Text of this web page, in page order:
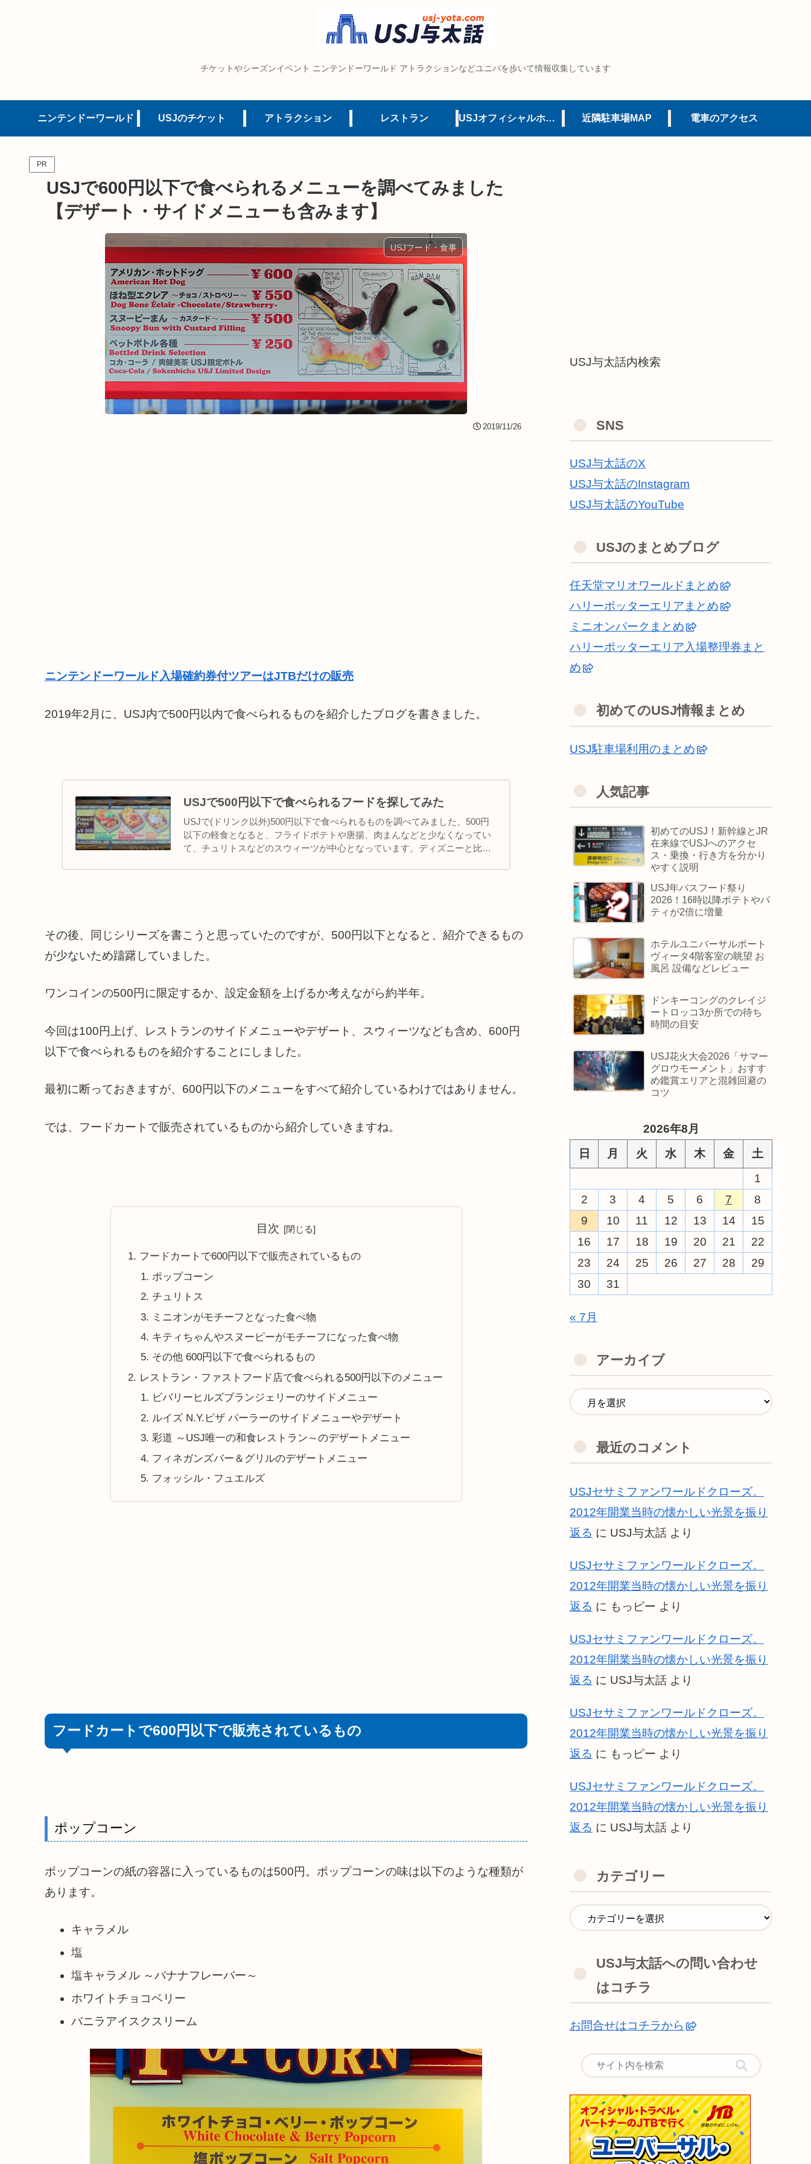
チケットやシーズンイベント ニンテンドーワールド アトラクションなどユニバを歩いて情報収集しています
ニンテンドーワールド USJのチケット アトラクション レストラン USJオフィシャルホテル 近隣駐車場MAP 電車のアクセス
PR
USJで600円以下で食べられるメニューを調べてみました
【デザート・サイドメニューも含みます】
USJフード・食事
2019/11/26
ニンテンドーワールド入場確約券付ツアーはJTBだけの販売
2019年2月に、USJ内で500円以内で食べられるものを紹介したブログを書きました。
USJで500円以下で食べられるフードを探してみた
USJで(ドリンク以外)500円以下で食べられるものを調べてみました。500円
以下の軽食となると、フライドポテトや唐揚、肉まんなどと少なくなってい
て、チュリトスなどのスウィーツが中心となっています。ディズニーと比較
その後、同じシリーズを書こうと思っていたのですが、500円以下となると、紹介できるもの
が少ないため躊躇していました。
ワンコインの500円に限定するか、設定金額を上げるか考えながら約半年。
今回は100円上げ、レストランのサイドメニューやデザート、スウィーツなども含め、600円
以下で食べられるものを紹介することにしました。
最初に断っておきますが、600円以下のメニューをすべて紹介しているわけではありません。
では、フードカートで販売されているものから紹介していきますね。
目次
フードカートで600円以下で販売されているもの
ポップコーン
チュリトス
ミニオンがモチーフとなった食べ物
キティちゃんやスヌーピーがモチーフになった食べ物
その他 600円以下で食べられるもの
レストラン・ファストフード店で食べられる500円以下のメニュー
ビバリーヒルズブランジェリーのサイドメニュー
ルイズ N.Y.ピザ パーラーのサイドメニューやデザート
彩道 ～USJ唯一の和食レストラン～のデザートメニュー
フィネガンズバー＆グリルのデザートメニュー
フォッシル・フュエルズ
フードカートで600円以下で販売されているもの
ポップコーン
ポップコーンの紙の容器に入っているものは500円。ポップコーンの味は以下のような種類が
あります。
キャラメル
塩
塩キャラメル ～バナナフレーバー～
ホワイトチョコベリー
バニラアイスクスリーム
USJ与太話内検索
SNS
USJ与太話のX
USJ与太話のInstagram
USJ与太話のYouTube
USJのまとめブログ
任天堂マリオワールドまとめ
ハリーポッターエリアまとめ
ミニオンパークまとめ
ハリーポッターエリア入場整理券まと
め
初めてのUSJ情報まとめ
USJ駐車場利用のまとめ
人気記事
初めてのUSJ！新幹線とJR
在来線でUSJへのアクセ
ス・乗換・行き方を分かり
やすく説明
USJ年パスフード祭り
2026！16時以降ポテトやパ
ティが2倍に増量
ホテルユニバーサルポート
ヴィータ4階客室の眺望 お
風呂 設備などレビュー
ドンキーコングのクレイジ
ートロッコ3か所での待ち
時間の目安
USJ花火大会2026「サマー
グロウモーメント」おすす
め鑑賞エリアと混雑回避の
コツ
2026年8月
日
月 火 水 木 金
土
1
2
3 4 5 6 7
8
9
10 11 12 13 14
15
16
17 18 19 20 21
22
23
24 25 26 27 28
29
30
31
« 7月
アーカイブ
最近のコメント
USJセサミファンワールドクローズ。
2012年開業当時の懐かしい光景を振り
返る に USJ与太話 より
USJセサミファンワールドクローズ。
2012年開業当時の懐かしい光景を振り
返る に もっピー より
USJセサミファンワールドクローズ。
2012年開業当時の懐かしい光景を振り
返る に USJ与太話 より
USJセサミファンワールドクローズ。
2012年開業当時の懐かしい光景を振り
返る に もっピー より
USJセサミファンワールドクローズ。
2012年開業当時の懐かしい光景を振り
返る に USJ与太話 より
カテゴリー
USJ与太話への問い合わせ
はコチラ
お問合せはコチラから